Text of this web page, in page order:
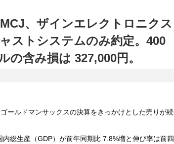
、ザインエレクトロニクス
ストシステムのみ約定。400
の含み損は 327,000円。
ールドマンサックスの決算をきっかけとした売りが続
総生産（GDP）が前年同期比 7.8%増と伸び率は前四